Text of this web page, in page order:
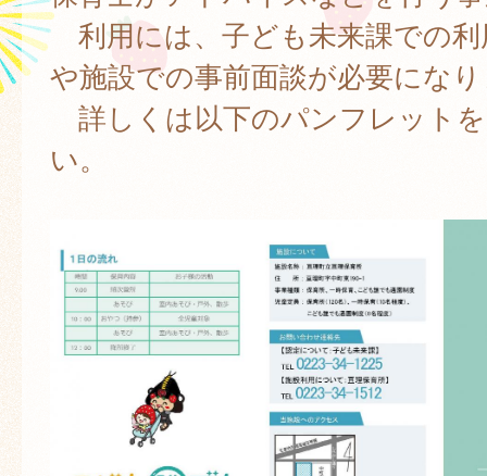
利用には、子ども未来課での利
や施設での事前面談が必要にな
詳しくは以下のパンフレット
い。